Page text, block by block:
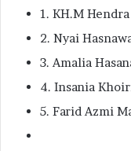
1. KH.M
2. Nyai
3. Amalia
4. Insania
5. Farid Azmi